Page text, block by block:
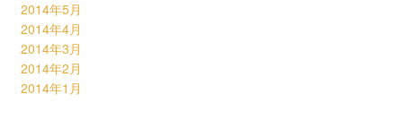
2014年5月
2014年4月
2014年3月
2014年2月
2014年1月